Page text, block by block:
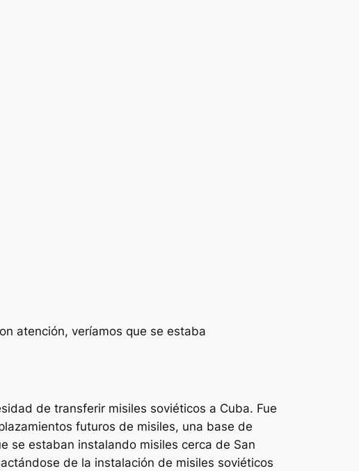
atención, veríamos que se estaba
de transferir misiles soviéticos a Cuba. Fue
futuros de misiles, una base de
se estaban instalando misiles cerca de San
de la instalación de misiles soviéticos